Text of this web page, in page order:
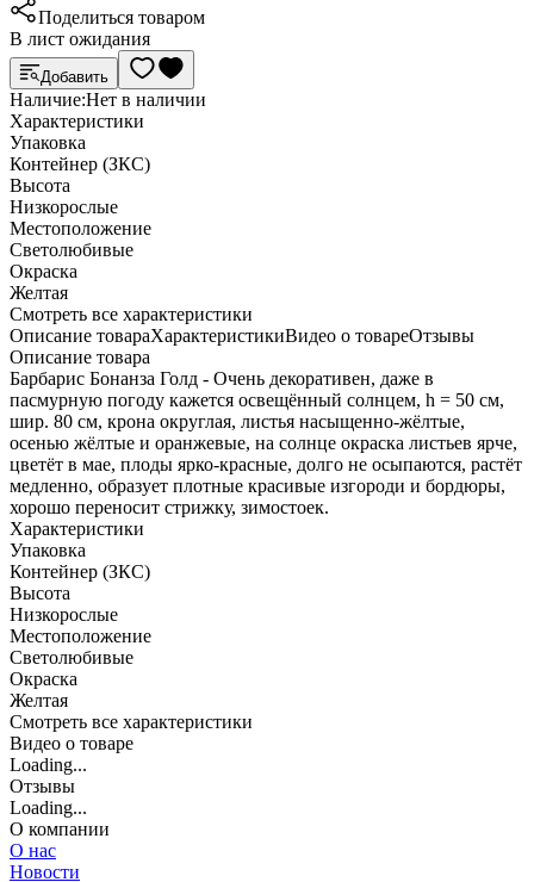
Поделиться товаром
В лист ожидания
Добавить
Наличие:Нет в наличии
Характеристики
Упаковка
Контейнер (ЗКС)
Высота
Низкорослые
Местоположение
Светолюбивые
Окраска
Желтая
Cмотреть все характеристики
Описание товараХарактеристикиВидео о товареОтзывы
Описание товара
Барбарис Бонанза Голд - Очень декоративен, даже в
пасмурную погоду кажется освещённый солнцем, h = 50 см,
шир. 80 см, крона округлая, листья насыщенно-жёлтые,
осенью жёлтые и оранжевые, на солнце окраска листьев ярче,
цветёт в мае, плоды ярко-красные, долго не осыпаются, растёт
медленно, образует плотные красивые изгороди и бордюры,
хорошо переносит стрижку, зимостоек.
Характеристики
Упаковка
Контейнер (ЗКС)
Высота
Низкорослые
Местоположение
Светолюбивые
Окраска
Желтая
Cмотреть все характеристики
Видео о товаре
Loading...
Отзывы
Loading...
О компании
О нас
Новости